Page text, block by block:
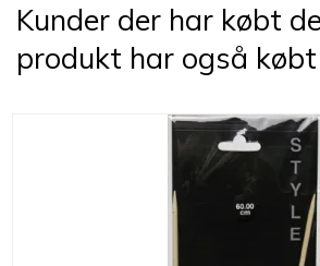
Kunder der har købt
produkt har også købt